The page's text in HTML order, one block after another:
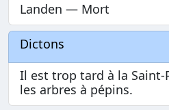
Landen — Mort
Dictons
Il est trop tard à la
les arbres à pépins.